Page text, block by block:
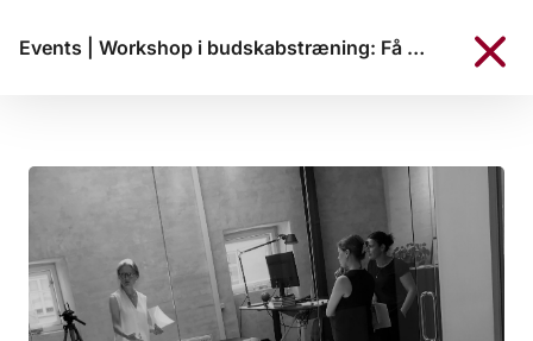
Events Workshop i budskabstræning: Få styr på dine budskaber så de bliver forstået og fører til handling